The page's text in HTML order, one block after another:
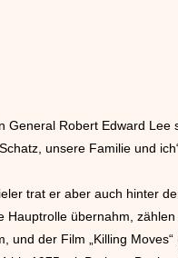
General Robert Edward
unsere Familie und
trat er aber auch hinter
Hauptrolle übernahm,
und der Film „Killing Moves“